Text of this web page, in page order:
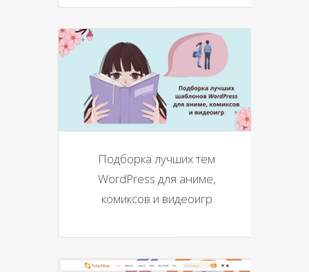
Подборка лучших тем
WordPress для аниме,
комиксов и видеоигр